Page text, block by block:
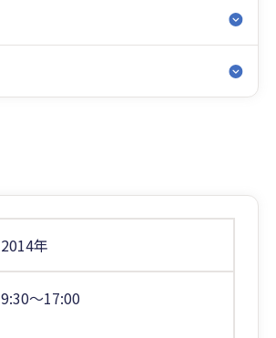
2014年
9:30〜17:00